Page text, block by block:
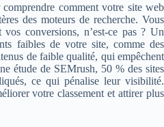
comment votre site web
des moteurs de recherche. Vous
conversions, n’est-ce pas ? Un
faibles de votre site, comme des
de faible qualité, qui empêchent
étude de SEMrush, 50 % des sites
ce qui pénalise leur visibilité.
votre classement et attirer plus